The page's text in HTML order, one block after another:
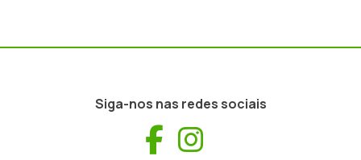
Siga-nos nas redes sociais
Facebook